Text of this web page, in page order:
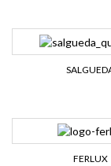
FERLUX